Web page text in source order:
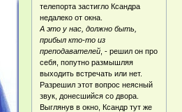
телепорта застигло Ксандра
недалеко от окна.
А это у нас, должно быть,
прибыл кто-то из
преподавателей , - решил он про
себя, попутно размышляя
выходить встречать или нет.
Разрешил этот вопрос неясный
звук, донесшийся со двора.
Выглянув в окно, Ксандр тут же